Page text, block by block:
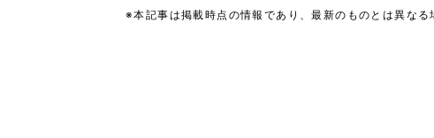
※本記事は掲載時点の情報であり、最新のものとは異なる